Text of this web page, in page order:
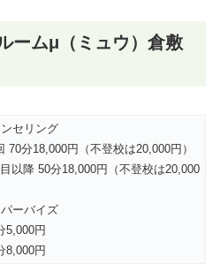
ームμ（ミュウ）倉敷
セリング
70分18,000円（不登校は20,000円）
目以降 50分18,000円（不登校は20,000
ーバイズ
5,000円
8,000円